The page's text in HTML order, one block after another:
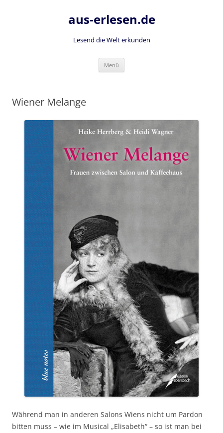
aus-erlesen.de
Lesend die Welt erkunden
Menü
Wiener Melange
Während man in anderen Salons Wiens nicht um Pardon
bitten muss – wie im Musical „Elisabeth“ – so ist man bei